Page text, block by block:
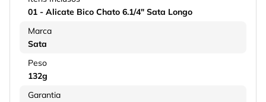
01 - Alicate Bico Chato 6.1/4" Sata Longo
Marca
Sata
Peso
132g
Garantia